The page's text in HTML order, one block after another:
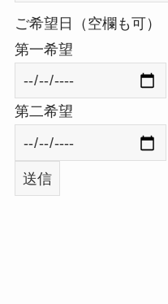
ご希望日（空欄も可）
第一希望
第二希望